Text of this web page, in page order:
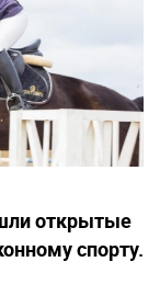
открытые
спорту.